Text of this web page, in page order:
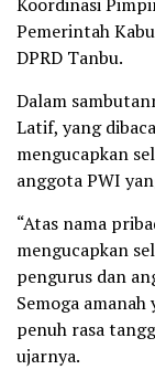
Pemerintah
DPRD Tanbu.
Dalam
Latif, yang
mengucapkan
anggota PWI
“Atas nama
mengucapkan
pengurus dan
Semoga
penuh rasa
ujarnya.